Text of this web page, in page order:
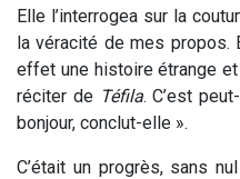
Elle l’interrogea sur la
la véracité de mes propos.
effet une histoire étrange
réciter de Téfila. C’est
bonjour, conclut-elle ».
C’était un progrès, sans